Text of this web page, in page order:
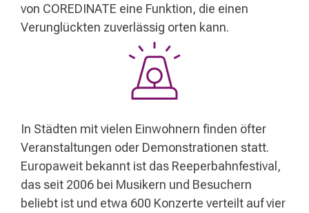
von COREDINATE eine Funktion, die einen
Verunglückten zuverlässig orten kann.
In Städten mit vielen Einwohnern finden öfter
Veranstaltungen oder Demonstrationen statt.
Europaweit bekannt ist das Reeperbahnfestival,
das seit 2006 bei Musikern und Besuchern
beliebt ist und etwa 600 Konzerte verteilt auf vier